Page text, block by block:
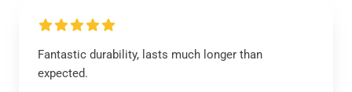
Fantastic durability, lasts much longer than
expected.